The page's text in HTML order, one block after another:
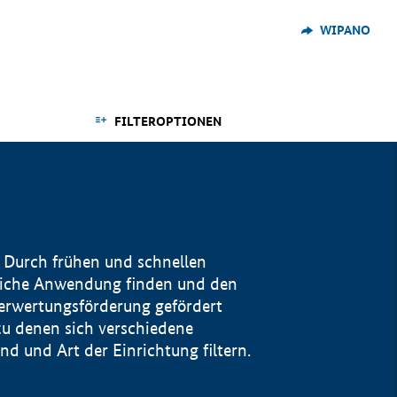
WIPANO
FILTEROPTIONEN
frühen und schnellen
Anwendung finden und den
gefördert
denen sich verschiedene
und Art der Einrichtung filtern.